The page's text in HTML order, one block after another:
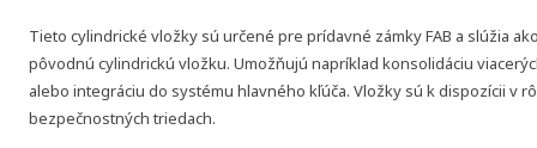
Tieto cylindrické vložky sú určené pre prídavné zámky FAB a slúžia
pôvodnú cylindrickú vložku. Umožňujú napríklad konsolidáciu
alebo integráciu do systému hlavného kľúča. Vložky sú k dispozícii v
bezpečnostných triedach.